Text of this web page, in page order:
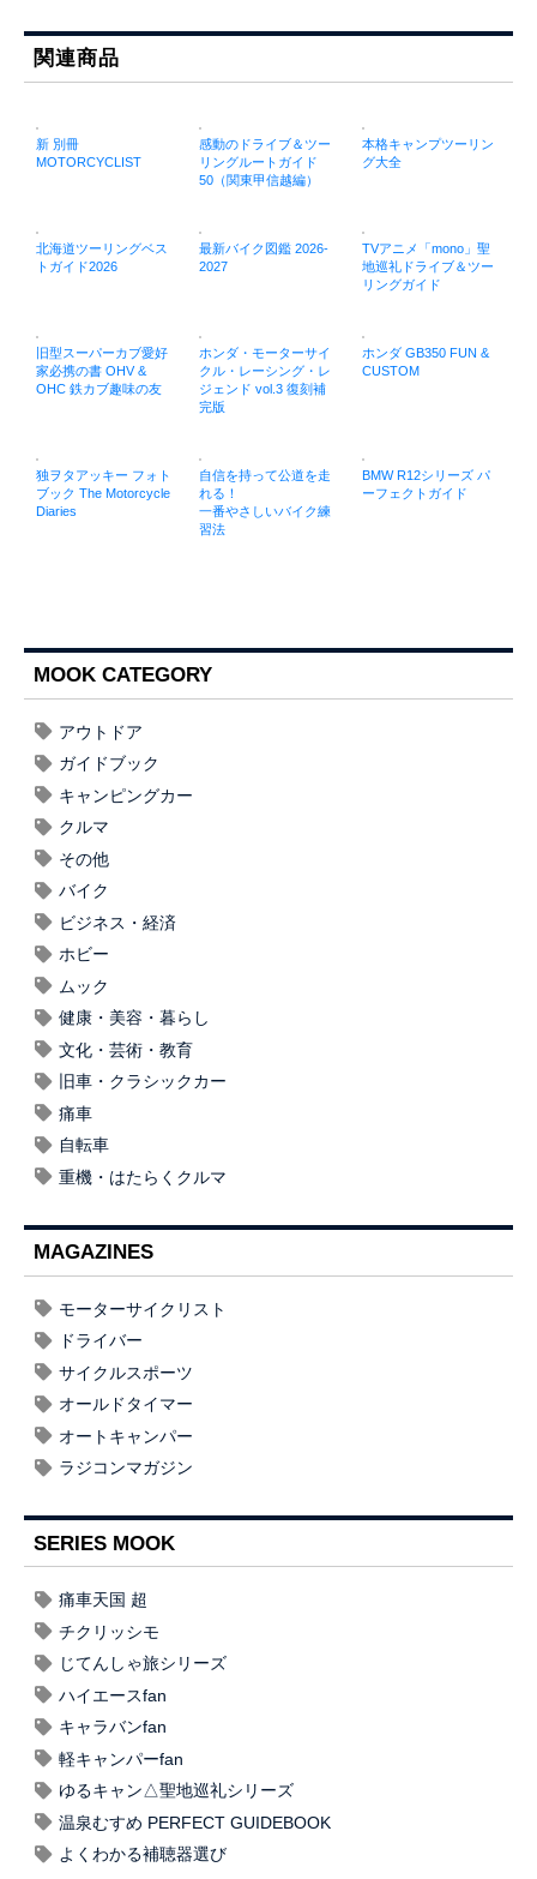
関連商品
新 別冊
MOTORCYCLIST
感動のドライブ＆ツー
リングルートガイド
50（関東甲信越編）
本格キャンプツーリン
グ大全
北海道ツーリングベス
トガイド2026
最新バイク図鑑 2026-
2027
TVアニメ「mono」聖
地巡礼ドライブ＆ツー
リングガイド
旧型スーパーカブ愛好
家必携の書 OHV &
OHC 鉄カブ趣味の友
ホンダ・モーターサイ
クル・レーシング・レ
ジェンド vol.3 復刻補
完版
ホンダ GB350 FUN &
CUSTOM
独ヲタアッキー フォト
ブック The Motorcycle
Diaries
自信を持って公道を走
れる！
一番やさしいバイク練
習法
BMW R12シリーズ パ
ーフェクトガイド
MOOK CATEGORY
アウトドア
ガイドブック
キャンピングカー
クルマ
その他
バイク
ビジネス・経済
ホビー
ムック
健康・美容・暮らし
文化・芸術・教育
旧車・クラシックカー
痛車
自転車
重機・はたらくクルマ
MAGAZINES
モーターサイクリスト
ドライバー
サイクルスポーツ
オールドタイマー
オートキャンパー
ラジコンマガジン
SERIES MOOK
痛車天国 超
チクリッシモ
じてんしゃ旅シリーズ
ハイエースfan
キャラバンfan
軽キャンパーfan
ゆるキャン△聖地巡礼シリーズ
温泉むすめ PERFECT GUIDEBOOK
よくわかる補聴器選び